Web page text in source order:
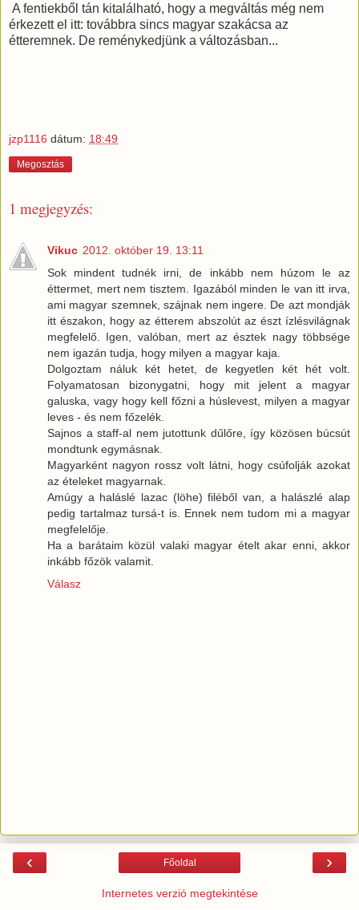
A fentiekből tán kitalálható, hogy a megváltás még nem
érkezett el itt: továbbra sincs magyar szakácsa az
étteremnek. De reménykedjünk a változásban...
jzp1116 dátum: 18:49
Megosztás
1 megjegyzés:
Vikuc 2012. október 19. 13:11
Sok mindent tudnék irni, de inkább nem húzom le az
éttermet, mert nem tisztem. Igazából minden le van itt irva,
ami magyar szemnek, szájnak nem ingere. De azt mondják
itt északon, hogy az étterem abszolút az észt ízlésvilágnak
megfelelő. Igen, valóban, mert az észtek nagy többsége
nem igazán tudja, hogy milyen a magyar kaja.
Dolgoztam náluk két hetet, de kegyetlen két hét volt.
Folyamatosan bizonygatni, hogy mit jelent a magyar
galuska, vagy hogy kell főzni a húslevest, milyen a magyar
leves - és nem főzelék.
Sajnos a staff-al nem jutottunk dűlőre, így közösen búcsút
mondtunk egymásnak.
Magyarként nagyon rossz volt látni, hogy csúfolják azokat
az ételeket magyarnak.
Amúgy a haláslé lazac (löhe) filéből van, a halászlé alap
pedig tartalmaz tursá-t is. Ennek nem tudom mi a magyar
megfelelője.
Ha a barátaim közül valaki magyar ételt akar enni, akkor
inkább főzök valamit.
Válasz
‹ ›
Főoldal
Internetes verzió megtekintése